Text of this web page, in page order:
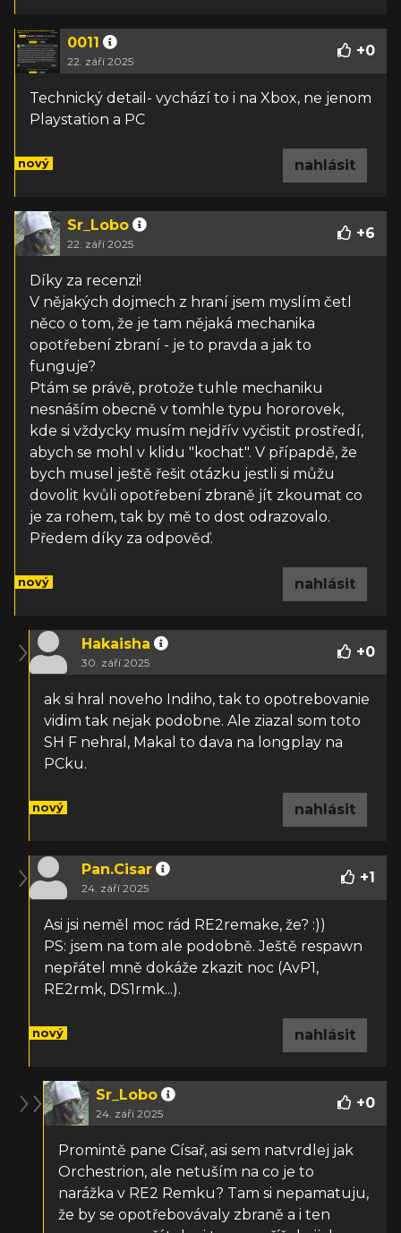
0011
22. září 2025
+0
Technický detail- vychází to i na Xbox, ne jenom
Playstation a PC
nový nahlásit
Sr_Lobo
22. září 2025
+6
Díky za recenzi!
V nějakých dojmech z hraní jsem myslím četl
něco o tom, že je tam nějaká mechanika
opotřebení zbraní - je to pravda a jak to
funguje?
Ptám se právě, protože tuhle mechaniku
nesnáším obecně v tomhle typu hororovek,
kde si vždycky musím nejdřív vyčistit prostředí,
abych se mohl v klidu "kochat". V přípapdě, že
bych musel ještě řešit otázku jestli si můžu
dovolit kvůli opotřebení zbraně jít zkoumat co
je za rohem, tak by mě to dost odrazovalo.
Předem díky za odpověď.
nový nahlásit
Hakaisha
30. září 2025
+0
ak si hral noveho Indiho, tak to opotrebovanie
vidim tak nejak podobne. Ale ziazal som toto
SH F nehral, Makal to dava na longplay na
PCku.
nový nahlásit
Pan.Cisar
24. září 2025
+1
Asi jsi neměl moc rád RE2remake, že? :))
PS: jsem na tom ale podobně. Ještě respawn
nepřátel mně dokáže zkazit noc (AvP1,
RE2rmk, DS1rmk...).
nový nahlásit
Sr_Lobo
24. září 2025
+0
Promintě pane Císař, asi sem natvrdlej jak
Orchestrion, ale netuším na co je to
narážka v RE2 Remku? Tam si nepamatuju,
že by se opotřebovávaly zbraně a i ten